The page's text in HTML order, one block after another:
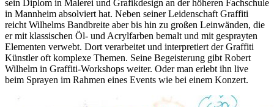
sein Diplom in Malerei und Grafikdesign an der höheren Fachschule
in Mannheim absolviert hat. Neben seiner Leidenschaft Graffiti
reicht Wilhelms Bandbreite aber bis hin zu großen Leinwänden, die
er mit klassischen Öl- und Acrylfarben bemalt und mit gesprayten
Elementen verwebt. Dort verarbeitet und interpretiert der Graffiti
Künstler oft komplexe Themen. Seine Begeisterung gibt Robert
Wilhelm in Graffiti-Workshops weiter. Oder man erlebt ihn live
beim Sprayen im Rahmen eines Events wie bei einem Konzert.